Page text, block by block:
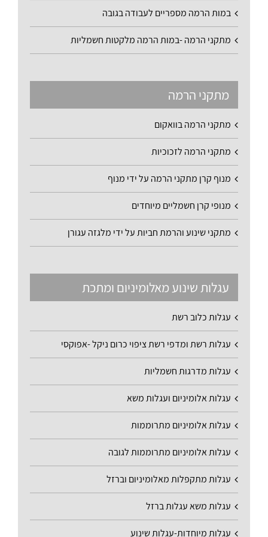
במות הרמה מספריים לעבודה בגובה
מתקני הרמה -במות הרמה מלקטות חשמליות
מתקני הרמה
מתקני הרמה בוואקום
מתקני הרמה לזכוכיות
מנוף קרן מתקני הרמה על ידי מנוף
מנופי קרן חשמליים מיוחדים
מתקני שינוע והרמת חביות על ידי מלגזה עגורן
עגלות שינוע מאלומיניום ומתכת
עגלות כלוב רשת
עגלות רשת ומדפי רשת ציפוי כרום ניקל -אפוקסי
עגלות מדרגות חשמליות
עגלות אלומיניום ועגלות משא
עגלות אלומיניום מתרוממות
עגלות אלומיניום מתרוממות לגובה
עגלות מתקפלות מאלומיניום וברזל
עגלות משא עגלות ברזל
עגלות מיוחדות-עגלות שינוע